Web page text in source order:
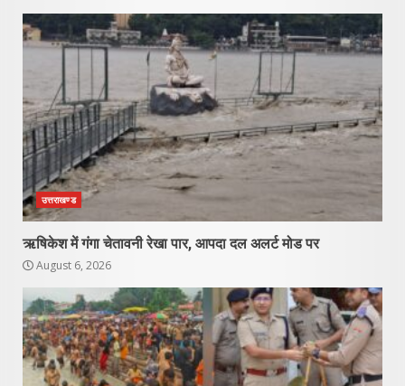
उत्तराखण्ड
ऋषिकेश में गंगा चेतावनी रेखा पार, आपदा दल अलर्ट मोड पर
August 6, 2026